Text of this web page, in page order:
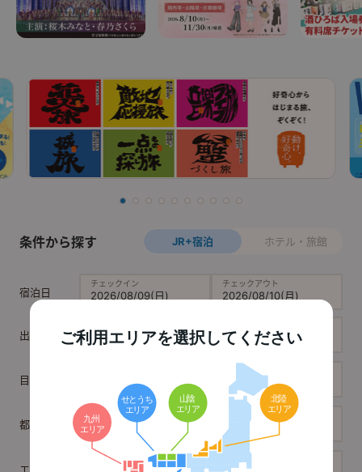
ご利用エリアを選択してください
条件から探す JR+宿泊 ホテル・旅館
宿泊日
チェックイン チェックアウト
出発地
目的地
都道府県
エリア